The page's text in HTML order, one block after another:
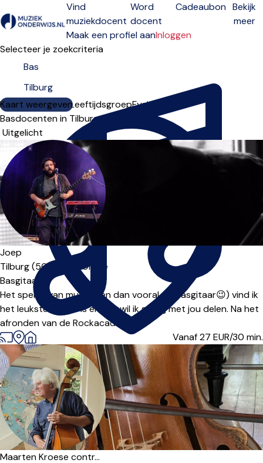
Open menu
Vind
muziekdocent
Word
docent
Cadeaubon Bekijk
meer
Maak een profiel aanInloggen
Selecteer je zoekcriteria
Kaart weergeven
LesdagenNiveauLeeftijdsgroepFysiek
Basdocenten in Tilburg
Sorteervolgorde
Joep
Tilburg (5046***), Online
Basgitaar
Het spelen van muziek (en dan vooral de basgitaar😉) vind ik
het leukste wat er is en dat wil ik graag met jou delen. Na het
afronden van de Rockacadem...
Vanaf 27 EUR/30 min.
Maarten Kroese contr...